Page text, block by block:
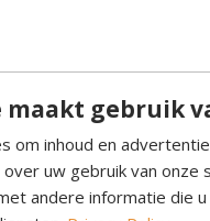
maakt gebruik
om inhoud en
uw gebruik van
andere informatie die